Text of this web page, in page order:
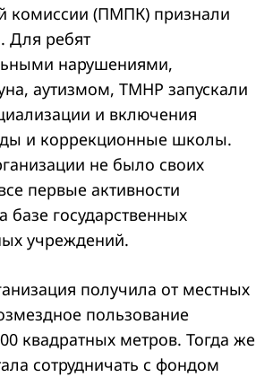
комиссии (ПМПК) признали
Для ребят
нарушениями,
аутизмом, ТМНР запускали
и включения
и коррекционные школы.
не было своих
первые активности
базе государственных
учреждений.
получила от местных
пользование
квадратных метров. Тогда же
сотрудничать с фондом